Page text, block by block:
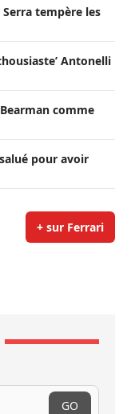
tempère les
Antonelli
comme
pour avoir
+ sur Ferrari
GO